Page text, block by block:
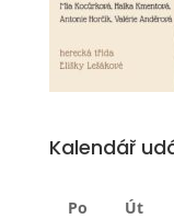
Kalendář
Po
Út